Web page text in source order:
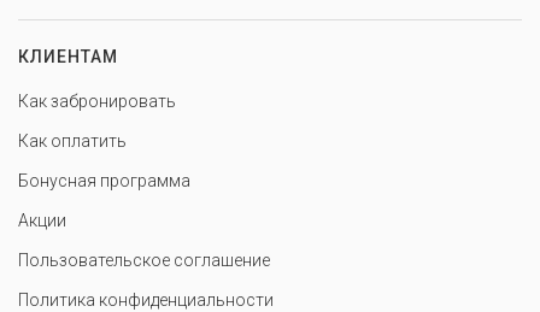
КЛИЕНТАМ
Как забронировать
Как оплатить
Бонусная программа
Акции
Пользовательское соглашение
Политика конфиденциальности